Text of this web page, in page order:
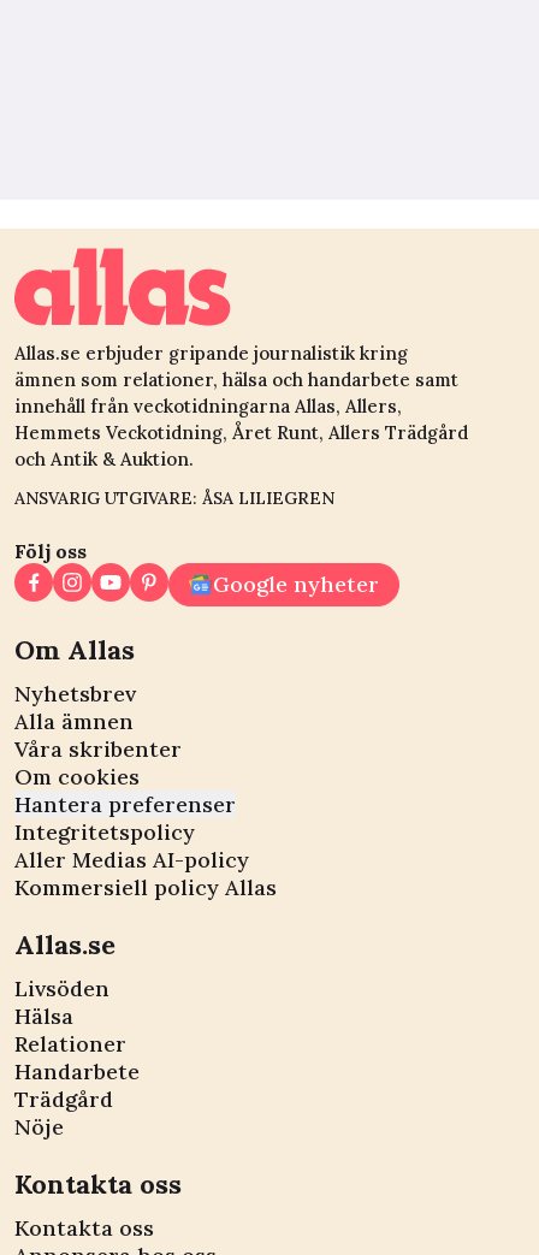
Allas.se erbjuder gripande journalistik kring
ämnen som relationer, hälsa och handarbete samt
innehåll från veckotidningarna Allas, Allers,
Hemmets Veckotidning, Året Runt, Allers Trädgård
och Antik & Auktion.
ANSVARIG UTGIVARE: ÅSA LILIEGREN
Följ oss
Google nyheter
Om Allas
Nyhetsbrev
Alla ämnen
Våra skribenter
Om cookies
Hantera preferenser
Integritetspolicy
Aller Medias AI-policy
Kommersiell policy Allas
Allas.se
Livsöden
Hälsa
Relationer
Handarbete
Trädgård
Nöje
Kontakta oss
Kontakta oss